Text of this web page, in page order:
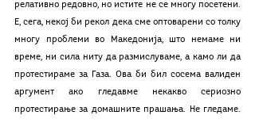
релативно редовно, но истите не се многу посетени.
Е, сега, некој би рекол дека сме оптоварени со толку
многу проблеми во Македонија, што немаме ни
време, ни сила ниту да размислуваме, а камо ли да
протестираме за Газа. Ова би бил сосема валиден
аргумент ако гледавме некакво сериозно
протестирање за домашните прашања. Не гледаме.